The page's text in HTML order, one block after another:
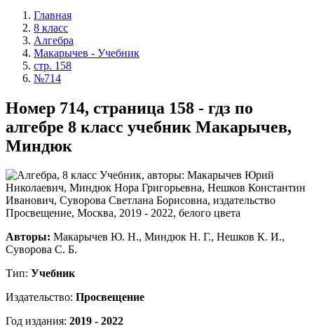
Главная
8 класс
Алгебра
Макарычев - Учебник
стр. 158
№714
Номер 714, страница 158 - гдз по
алгебре 8 класс учебник Макарычев,
Миндюк
Авторы: Макарычев Ю. Н., Миндюк Н. Г., Нешков К. И.,
Суворова С. Б.
Тип: Учебник
Издательство: Просвещение
Год издания: 2019 - 2022